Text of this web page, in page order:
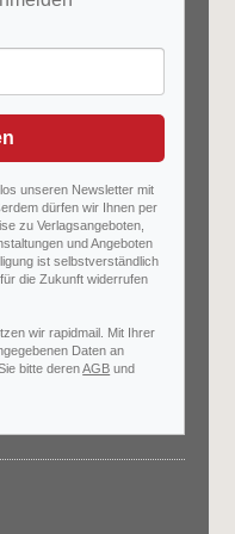
unseren Newsletter mit
dürfen wir Ihnen per
zu Verlagsangeboten,
und Angeboten
ist selbstverständlich
die Zukunft widerrufen
wir rapidmail. Mit Ihrer
Daten an
bitte derenAGB und